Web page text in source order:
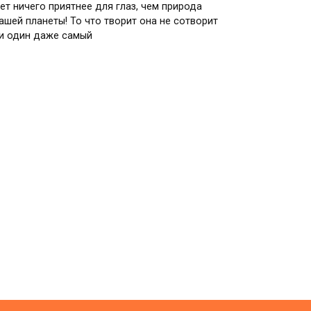
ничего приятнее для глаз, чем природа
планеты! То что творит она не сотворит
один даже самый